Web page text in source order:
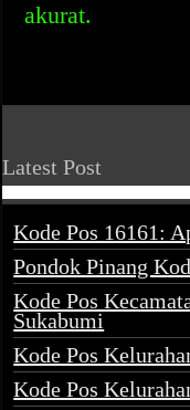
akurat.
Latest Post
Kode Pos 16161:
Pondok Pinang
Kode Pos
Sukabumi
Kode Pos
Kode Pos